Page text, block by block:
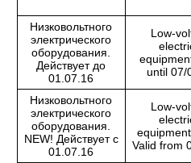
Низковольтного
электрического
оборудования.
Действует до
01.07.16
Low-
until 07/
Низковольтного
электрического
оборудования.
NEW! Действует c
01.07.16
Low-
Valid from